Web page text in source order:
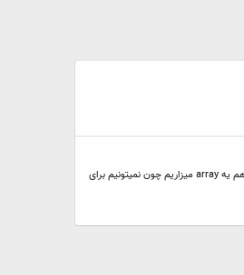
اینم یه چیزی که فکر کنم به درد بخوره!(مخصوصآ کسایی که میخوان از کارشون سر در نیارن):D خوب حالا میریم سر آموزش $text = $_POST['text'];اینجا ما حرف پست شده رو میریزیم توی متغیر $text $transاینجا هم یه array میزاریم چون نمیتونیم برای